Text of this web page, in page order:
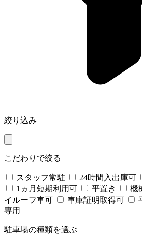
絞り込み
こだわりで絞る
スタッフ常駐 24時間入出庫可
1ヵ月短期利用可
平置き 機
イルーフ車可
車庫証明取得可
専用
駐車場の種類を選ぶ